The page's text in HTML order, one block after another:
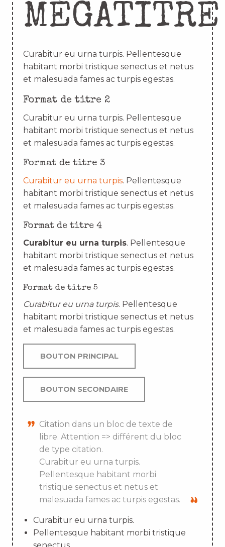
MÉGATITRE
Curabitur eu urna turpis. Pellentesque
habitant morbi tristique senectus et netus
et malesuada fames ac turpis egestas.
Format de titre 2
Curabitur eu urna turpis. Pellentesque
habitant morbi tristique senectus et netus
et malesuada fames ac turpis egestas.
Format de titre 3
Curabitur eu urna turpis. Pellentesque
habitant morbi tristique senectus et netus
et malesuada fames ac turpis egestas.
Format de titre 4
Curabitur eu urna turpis. Pellentesque
habitant morbi tristique senectus et netus
et malesuada fames ac turpis egestas.
Format de titre 5
Curabitur eu urna turpis. Pellentesque
habitant morbi tristique senectus et netus
et malesuada fames ac turpis egestas.
BOUTON PRINCIPAL
BOUTON SECONDAIRE
Citation dans un bloc de texte de
libre. Attention => différent du bloc
de type citation.
Curabitur eu urna turpis.
Pellentesque habitant morbi
tristique senectus et netus et
malesuada fames ac turpis egestas.
Curabitur eu urna turpis.
Pellentesque habitant morbi tristique